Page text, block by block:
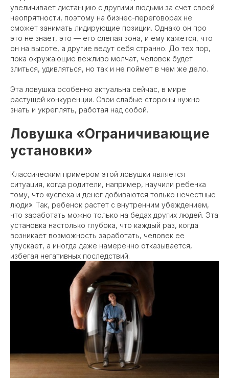
увеличивает дистанцию с другими людьми за счет своей
неопрятности, поэтому на бизнес-переговорах не
сможет занимать лидирующие позиции. Однако он про
это не знает, это — его слепая зона, и ему кажется, что
он на высоте, а другие ведут себя странно. До тех пор,
пока окружающие вежливо молчат, человек будет
злиться, удивляться, но так и не поймет в чем же дело.
Эта ловушка особенно актуальна сейчас, в мире
растущей конкуренции. Свои слабые стороны нужно
знать и укреплять, работая над собой.
Ловушка «Ограничивающие
установки»
Классическим примером этой ловушки является
ситуация, когда родители, например, научили ребенка
тому, что «успеха и денег добиваются только нечестные
люди». Так, ребенок растет с внутренним убеждением,
что заработать можно только на бедах других людей. Эта
установка настолько глубока, что каждый раз, когда
возникает возможность заработать, человек ее
упускает, а иногда даже намеренно отказывается,
избегая негативных последствий.